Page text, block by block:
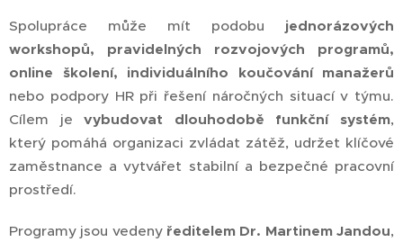
Spolupráce může mít podobu jednorázových
workshopů, pravidelných rozvojových programů,
online školení, individuálního koučování manažerů
nebo podpory HR při řešení náročných situací v týmu.
Cílem jevybudovat dlouhodobě funkční systém,
který pomáhá organizaci zvládat zátěž, udržet klíčové
zaměstnance a vytvářet stabilní a bezpečné pracovní
prostředí.
Programy jsou vedeny ředitelem Dr. Martinem Jandou,